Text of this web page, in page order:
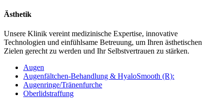
Ästhetik
Unsere Klinik vereint medizinische Expertise, innovative
Technologien und einfühlsame Betreuung, um Ihren ästhetischen
Zielen gerecht zu werden und Ihr Selbstvertrauen zu stärken.
Augen
Augenfältchen-Behandlung & HyaloSmooth (R):
Augenringe/Tränenfurche
Oberlidstraffung